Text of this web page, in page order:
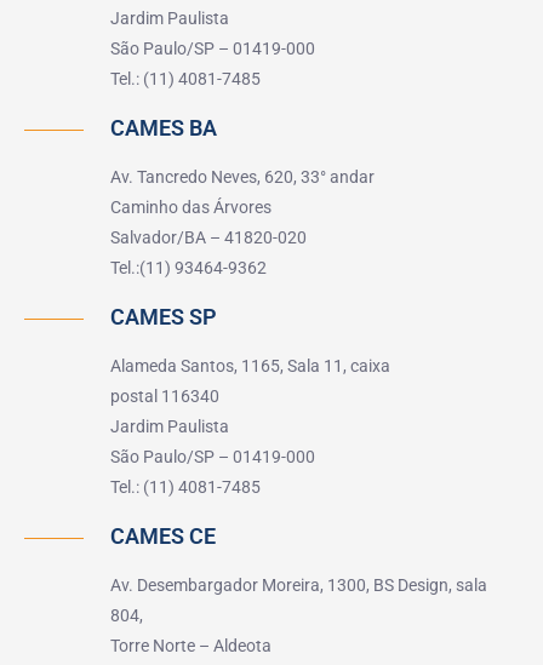
Jardim Paulista
São Paulo/SP – 01419-000
Tel.: (11) 4081-7485
CAMES BA
Av. Tancredo Neves, 620, 33° andar
Caminho das Árvores
Salvador/BA – 41820-020
Tel.:(11) 93464-9362
CAMES SP
Alameda Santos, 1165, Sala 11, caixa
postal 116340
Jardim Paulista
São Paulo/SP – 01419-000
Tel.: (11) 4081-7485
CAMES CE
Av. Desembargador Moreira, 1300, BS Design, sala
804,
Torre Norte – Aldeota